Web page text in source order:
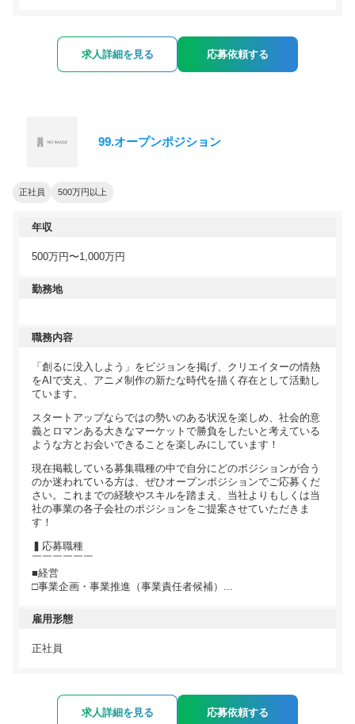
求人詳細を見る 応募依頼する
99.オープンポジション
正社員 500万円以上
年収
500万円〜1,000万円
勤務地
職務内容
「創るに没入しよう」をビジョンを掲げ、クリエイターの情熱
をAIで支え、アニメ制作の新たな時代を描く存在として活動し
ています。
スタートアップならではの勢いのある状況を楽しめ、社会的意
義とロマンある大きなマーケットで勝負をしたいと考えている
ような方とお会いできることを楽しみにしています！
現在掲載している募集職種の中で自分にどのポジションが合う
のか迷われている方は、ぜひオープンポジションでご応募くだ
さい。これまでの経験やスキルを踏まえ、当社よりもしくは当
社の事業の各子会社のポジションをご提案させていただきま
す！
▍応募職種
￣￣￣￣￣￣
■経営
□事業企画・事業推進（事業責任者候補）...
雇用形態
正社員
求人詳細を見る 応募依頼する